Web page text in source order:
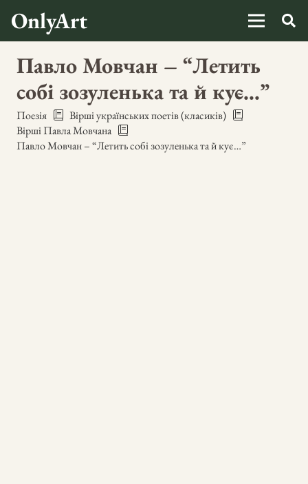
OnlyArt
Павло Мовчан – “Летить
собі зозуленька та й кує…”
Поезія
Вірші українських поетів (класиків)
Вірші Павла Мовчана
Павло Мовчан – “Летить собі зозуленька та й кує…”